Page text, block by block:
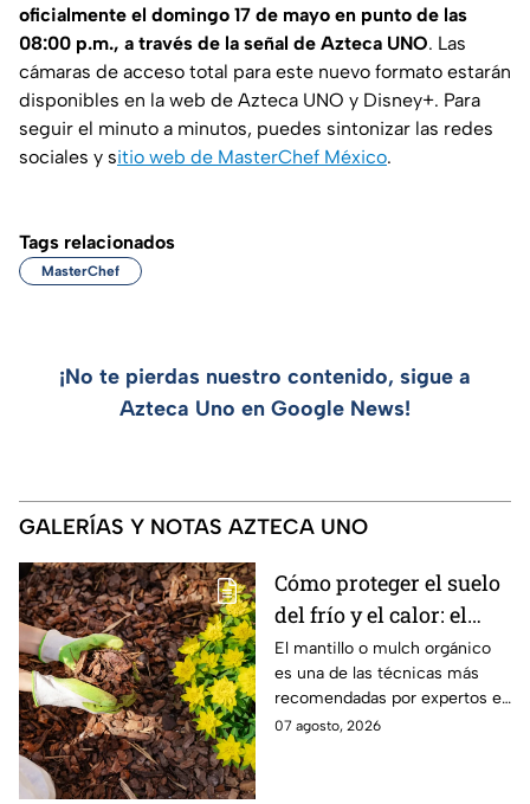
oficialmente el domingo 17 de mayo en punto de las
08:00 p.m., a través de la señal de Azteca UNO. Las
cámaras de acceso total para este nuevo formato estarán
disponibles en la web de Azteca UNO y Disney+. Para
seguir el minuto a minutos, puedes sintonizar las redes
sociales y sitio web de MasterChef México.
Tags relacionados
MasterChef
¡No te pierdas nuestro contenido, sigue a
Azteca Uno en Google News!
GALERÍAS Y NOTAS AZTECA UNO
Cómo proteger el suelo
del frío y el calor: el
mantillo natural que
conserva el jardín
El mantillo o mulch orgánico
es una de las técnicas más
recomendadas por expertos en
jardinería para proteger el
07 agosto, 2026